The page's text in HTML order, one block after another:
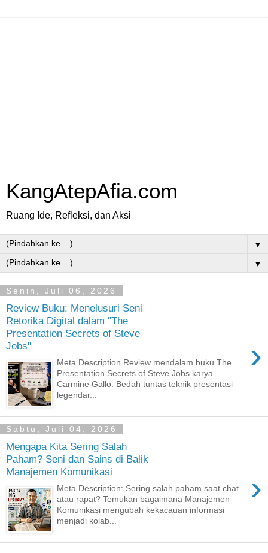
KangAtepAfia.com
Ruang Ide, Refleksi, dan Aksi
▼
▼
Senin, Juli 06, 2026
Review Buku: Menelusuri Seni
Retorika Digital dalam "The
Presentation Secrets of Steve
Jobs"
›
Meta Description Review mendalam buku The
Presentation Secrets of Steve Jobs karya
Carmine Gallo. Bedah tuntas teknik presentasi
legendar...
Sabtu, Juli 04, 2026
Mengapa Kita Sering Salah
Paham? Seni dan Sains di Balik
Manajemen Komunikasi
›
Meta Description: Sering salah paham saat chat
atau rapat? Temukan bagaimana Manajemen
Komunikasi mengubah kekacauan informasi
menjadi kolab...